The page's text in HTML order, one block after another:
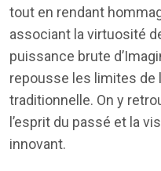
tout en rendant
associant la virtuosité
puissance brute
repousse les limites de
traditionnelle. On y
l’esprit du passé et la
innovant.